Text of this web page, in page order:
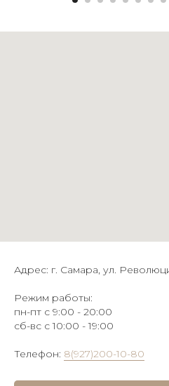
Адрес: г. Самара, ул.
Режим работы:
пн-пт с 9:00 - 20:00
сб-вс с 10:00 - 19:00
Телефон: 8(927)200-10-80